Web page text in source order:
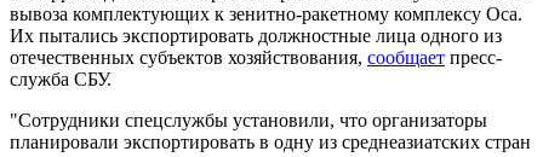
вывоза комплектующих к зенитно-ракетному комплексу Оса.
Их пытались экспортировать должностные лица одного из
отечественных субъектов хозяйствования, сообщает пресс-
служба СБУ.
"Сотрудники спецслужбы установили, что организаторы
планировали экспортировать в одну из среднеазиатских стран